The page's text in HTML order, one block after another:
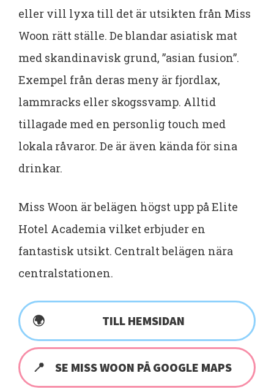
eller vill lyxa till det är utsikten från Miss
Woon rätt ställe. De blandar asiatisk mat
med skandinavisk grund, ”asian fusion”.
Exempel från deras meny är fjordlax,
lammracks eller skogssvamp. Alltid
tillagade med en personlig touch med
lokala råvaror. De är även kända för sina
drinkar.
Miss Woon är belägen högst upp på Elite
Hotel Academia vilket erbjuder en
fantastisk utsikt. Centralt belägen nära
centralstationen.
TILL HEMSIDAN
SE MISS WOON PÅ GOOGLE MAPS